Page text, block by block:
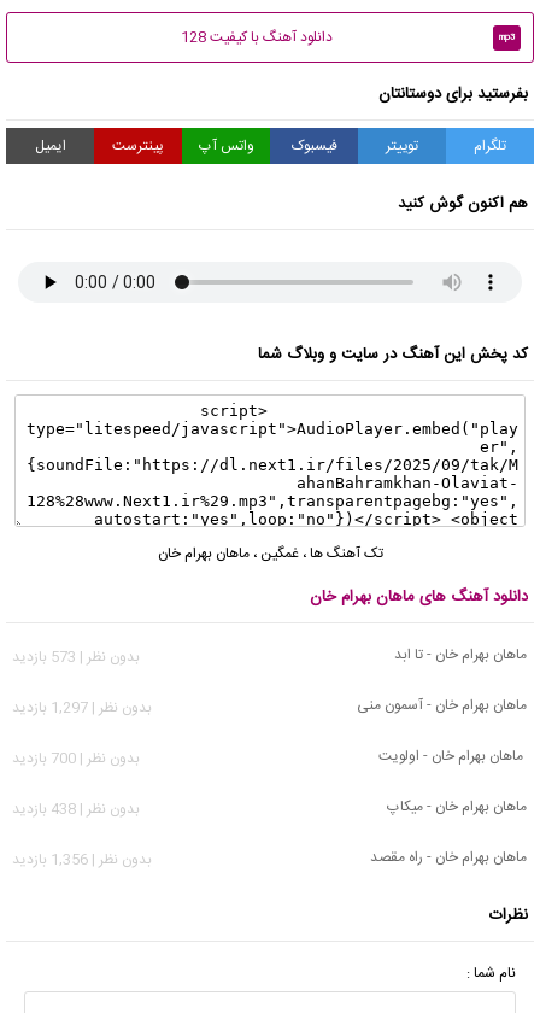
mp3 دانلود آهنگ با کیفیت 128
بفرستید برای دوستانتان
تلگرام توییتر فیسبوک واتس آپ پینترست ایمیل
هم اکنون گوش کنید
کد پخش این آهنگ در سایت و وبلاگ شما
تک آهنگ ها،غمگین ،ماهان بهرام خان
دانلود آهنگ های ماهان بهرام خان
ماهان بهرام خان - تا ابد
بدون نظر | 573 بازدید
ماهان بهرام خان - آسمون منی
بدون نظر | 1,297 بازدید
ماهان بهرام خان - اولویت
بدون نظر | 700 بازدید
ماهان بهرام خان - میکاپ
بدون نظر | 438 بازدید
ماهان بهرام خان - راه مقصد
بدون نظر | 1,356 بازدید
نظرات
نام شما :